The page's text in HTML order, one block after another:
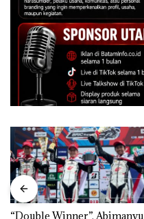
“Double Winner”, Abimanyu